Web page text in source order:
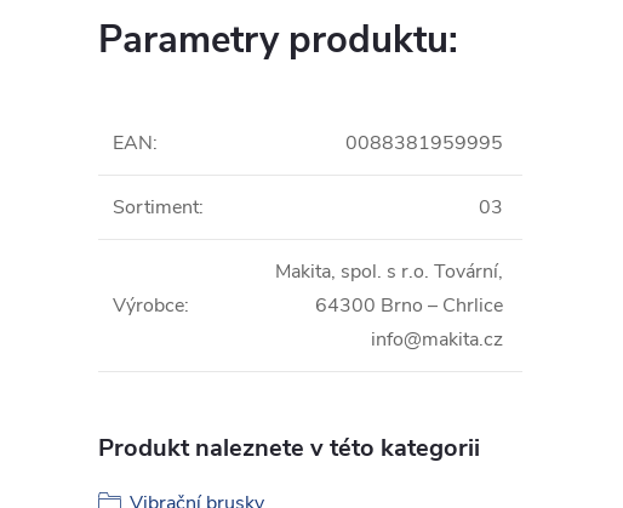
Parametry produktu:
EAN: 0088381959995
Sortiment: 03
Výrobce:
Makita, spol. s r.o. Tovární,
64300 Brno – Chrlice
info@makita.cz
Produkt naleznete v této kategorii